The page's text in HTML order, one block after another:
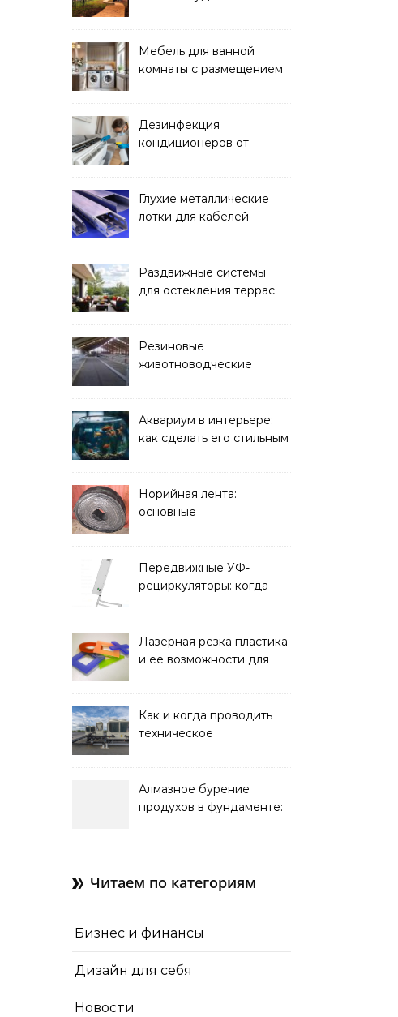
Мебель для ванной
комнаты с размещением
Дезинфекция
кондиционеров от
Глухие металлические
лотки для кабелей
Раздвижные системы
для остекления террас
Резиновые
животноводческие
решать
Аквариум в интерьере:
как сделать его стильным
Норийная лента:
основные
и советы по выбору
Передвижные УФ-
рециркуляторы: когда
Лазерная резка пластика
и ее возможности для
Как и когда проводить
техническое
Алмазное бурение
продухов в фундаменте:
Читаем по категориям
Бизнес и финансы
Дизайн для себя
Новости